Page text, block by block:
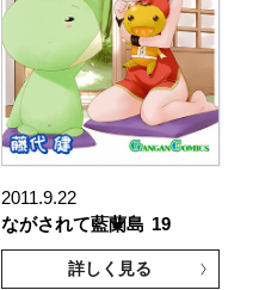
2011.9.22
ながされて藍蘭島 19
詳しく見る